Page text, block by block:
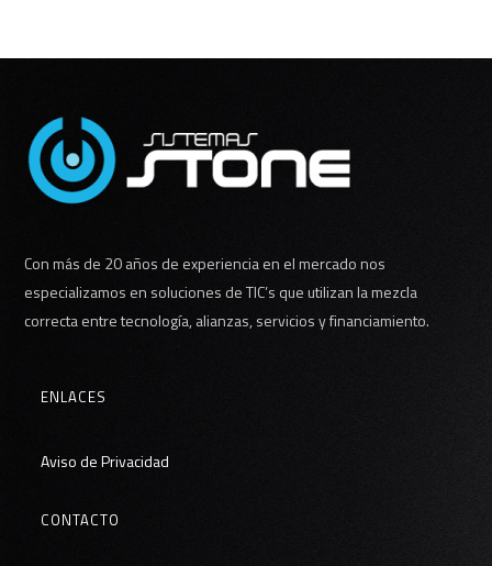
Con más de 20 años de experiencia en el mercado nos
especializamos en soluciones de TIC’s que utilizan la mezcla
correcta entre tecnología, alianzas, servicios y financiamiento.
ENLACES
Aviso de Privacidad
CONTACTO